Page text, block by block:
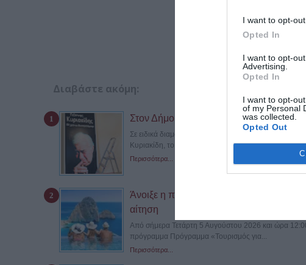
I want to opt-
Opted In
I want to opt-
Advertising.
Opted In
I want to opt-
of my Personal
was collected.
Opted Out
Διαβάστε ακόμη:
Στον Δήμο Καλαμαριάς το πολύτιμο
Σε ειδικά διαμορφωμένο χώρο του Δήμου Καλαμαριάς
Κυριακίδη, το οποίο δώρισε η...
Περισσότερα...
Άνοιξε η πλατφόρμα για το πρόγραμμα
αίτηση
Από σήμερα Τετάρτη 5 Αυγούστου 2026 και ώρα 12:00
πρόγραμμα Πρόγραμμα «Τουρισμός για...
Περισσότερα...